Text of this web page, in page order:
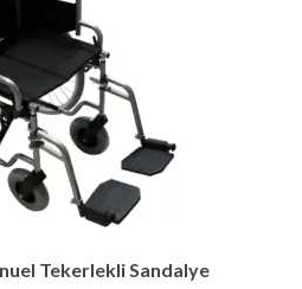
Tekerlekli Sandalye